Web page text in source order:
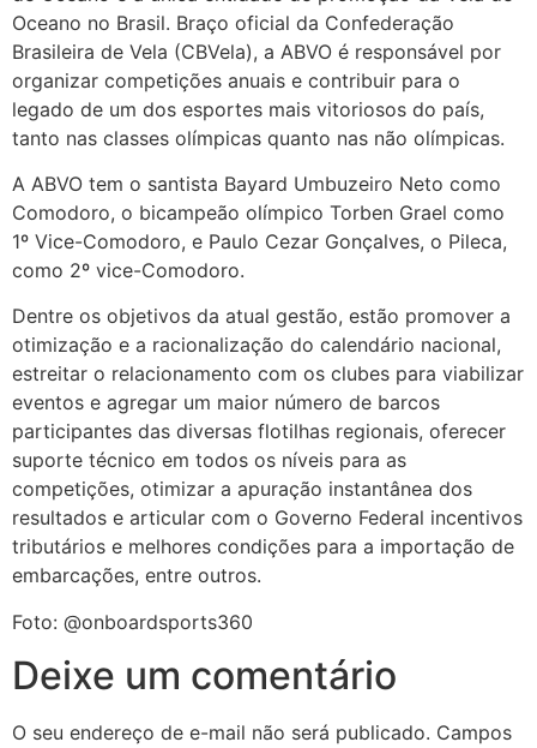
Oceano no Brasil. Braço oficial da Confederação
Brasileira de Vela (CBVela), a ABVO é responsável por
organizar competições anuais e contribuir para o
legado de um dos esportes mais vitoriosos do país,
tanto nas classes olímpicas quanto nas não olímpicas.
A ABVO tem o santista Bayard Umbuzeiro Neto como
Comodoro, o bicampeão olímpico Torben Grael como
1º Vice-Comodoro, e Paulo Cezar Gonçalves, o Pileca,
como 2º vice-Comodoro.
Dentre os objetivos da atual gestão, estão promover a
otimização e a racionalização do calendário nacional,
estreitar o relacionamento com os clubes para viabilizar
eventos e agregar um maior número de barcos
participantes das diversas flotilhas regionais, oferecer
suporte técnico em todos os níveis para as
competições, otimizar a apuração instantânea dos
resultados e articular com o Governo Federal incentivos
tributários e melhores condições para a importação de
embarcações, entre outros.
Foto: @onboardsports360
Deixe um comentário
O seu endereço de e-mail não será publicado. Campos